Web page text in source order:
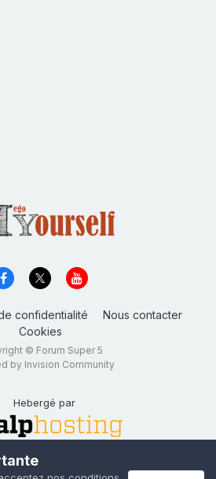
confidentialité
Nous contacter
Cookies
© Forum Super 5
by Invision Community
Hebergé par